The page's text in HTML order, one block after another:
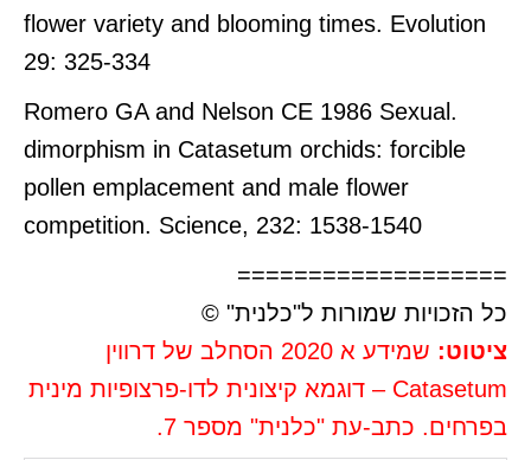
flower variety and blooming times. Evolution
29: 325-334
.Romero GA and Nelson CE 1986 Sexual
dimorphism in Catasetum orchids: forcible
pollen emplacement and male flower
competition. Science, 232: 1538-1540
===================
כל הזכויות שמורות ל"כלנית" ©
ציטוט:
שמידע א 2020 הסחלב של דרווין
Catasetum – דוגמא קיצונית לדו-פרצופיות מינית
בפרחים. כתב-עת "כלנית" מספר 7.